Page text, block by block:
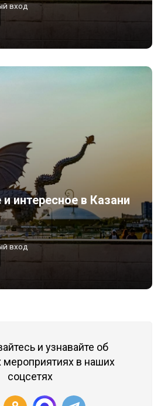
вход
интересное в Казани
вход
и узнавайте об
мероприятиях в наших
соцсетях